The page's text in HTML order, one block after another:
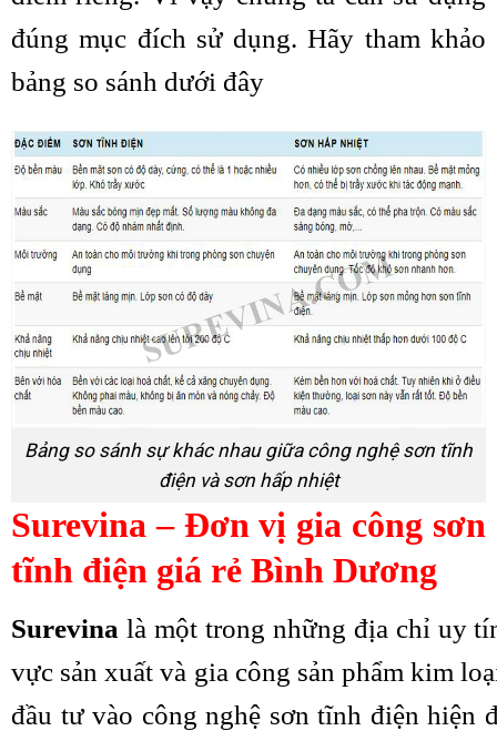
đúng mục đích sử dụng. Hãy tham khảo
bảng so sánh dưới đây
Bảng so sánh sự khác nhau giữa công nghệ sơn tĩnh
điện và sơn hấp nhiệt
Surevina – Đơn vị gia công sơn
tĩnh điện giá rẻ Bình Dương
Surevina là một trong những địa chỉ uy
vực sản xuất và gia công sản phẩm kim
đầu tư vào công nghệ sơn tĩnh điện hiện